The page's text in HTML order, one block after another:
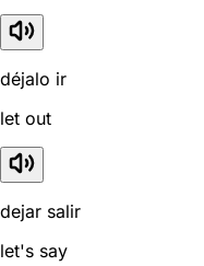
déjalo ir
let out
dejar salir
let's say